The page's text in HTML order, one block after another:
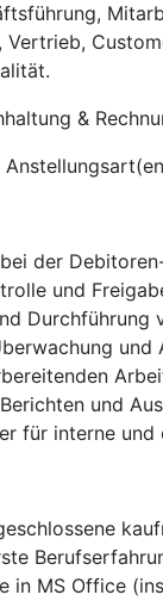
Vertrieb,
&
der
und
Durchführung
und
für interne und
in MS Office